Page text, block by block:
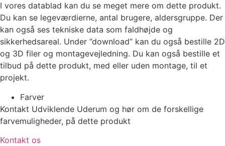
I vores datablad kan du se meget mere om dette produkt.
Du kan se legeværdierne, antal brugere, aldersgruppe. Der
kan også ses tekniske data som faldhøjde og
sikkerhedsareal. Under ”download” kan du også bestille 2D
og 3D filer og montagevejledning. Du kan også bestille et
tilbud på dette produkt, med eller uden montage, til et
projekt.
Farver
Kontakt Udviklende Uderum og hør om de forskellige
farvemuligheder, på dette produkt
Kontakt os